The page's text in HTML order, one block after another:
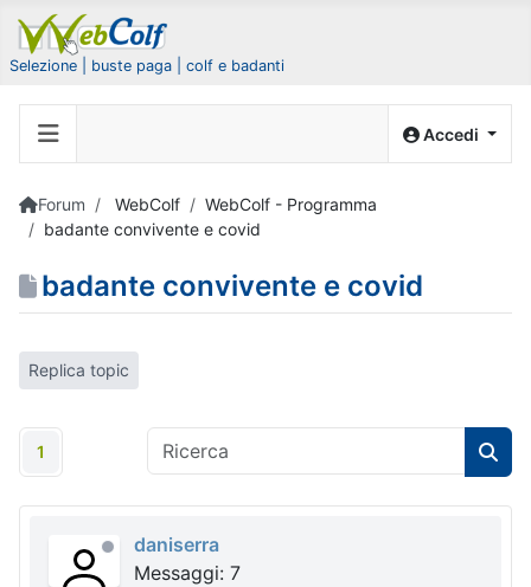
Selezione | buste paga | colf e badanti
Accedi
Forum WebColf
WebColf - Programma
badante convivente e covid
badante convivente e covid
Replica topic
1
daniserra
Messaggi: 7